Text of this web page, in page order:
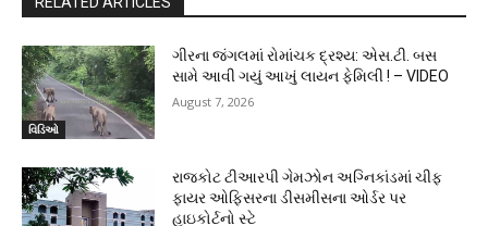
વિડિઓ
ગીરના જંગલમાં રોમાંચક દ્રશ્ય: એસ.ટી. બસ
સામે આવી ગયું આખું લાયન ફેમિલી ! – VIDEO
August 7, 2026
રાજકોટ ટીઆરપી ગેમઝોન અગ્નિકાંડમાં ચીફ
ફાયર ઓફિસરના ડીસમીસના ઓર્ડર પર
હાઇકોર્ટનો સ્ટે